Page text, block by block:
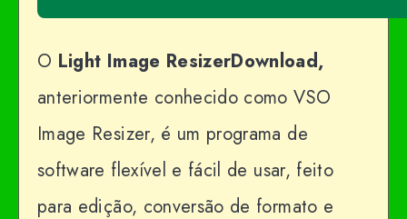
O Light Image ResizerDownload,
anteriormente conhecido como VSO
Image Resizer, é um programa de
software flexível e fácil de usar, feito
para edição, conversão de formato e